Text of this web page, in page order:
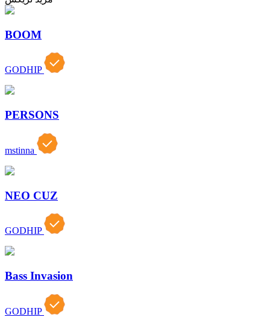
BOOM
GODHIP
PERSONS
mstinna
NEO CUZ
GODHIP
Bass Invasion
GODHIP